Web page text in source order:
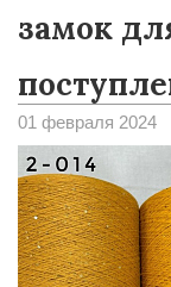
замок
01 февраля 2024